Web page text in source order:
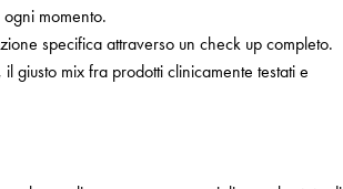
momento.
specifica attraverso un check up completo.
giusto mix fra prodotti clinicamente testati e